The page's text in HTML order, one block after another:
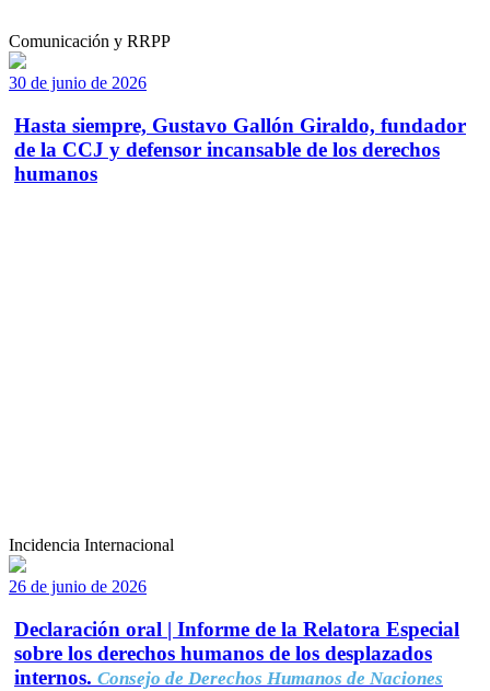
Comunicación y RRPP
30 de junio de 2026
Hasta siempre, Gustavo Gallón Giraldo, fundador
de la CCJ y defensor incansable de los derechos
humanos
Incidencia Internacional
26 de junio de 2026
Declaración oral | Informe de la Relatora Especial
sobre los derechos humanos de los desplazados
internos. Consejo de Derechos Humanos de Naciones